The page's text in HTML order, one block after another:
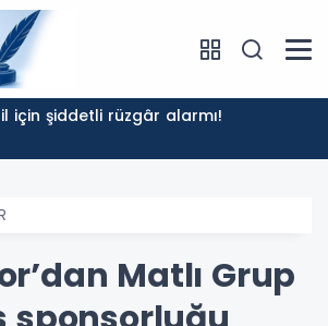
için şiddetli rüzgâr alarmı!
Matlı Grup